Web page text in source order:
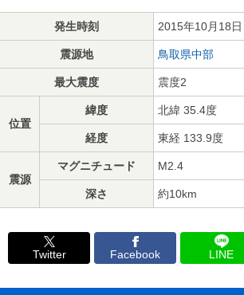
発生時刻 2015年10月18
震源地 鳥取県中部
最大震度 震度2
位置
緯度 北緯 35.4度
経度 東経 133.9度
震源
マグニチュード M2.4
深さ 約10km
Twitter Facebook LINE